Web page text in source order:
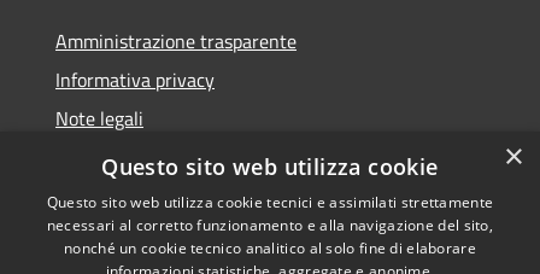
Amministrazione trasparente
Informativa privacy
Note legali
Dichiarazione di accessibilità
×
Questo sito web utilizza cookie
Questo sito web utilizza cookie tecnici e assimilati strettamente
necessari al corretto funzionamento e alla navigazione del sito,
nonché un cookie tecnico analitico al solo fine di elaborare